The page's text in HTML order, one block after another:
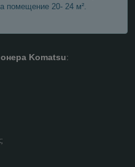
помещение 20- 24 м².
Komatsu: